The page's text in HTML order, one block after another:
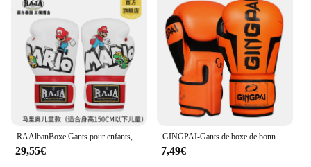
29,55€
GINGPAI-Gants de boxe de bonne qualité pour adultes et enfants, mitaines de boxe MMA, sac de sable rose, entraînement thaïlandais Muay et gastronomie, grappin pour hommes et femmes
7,49€